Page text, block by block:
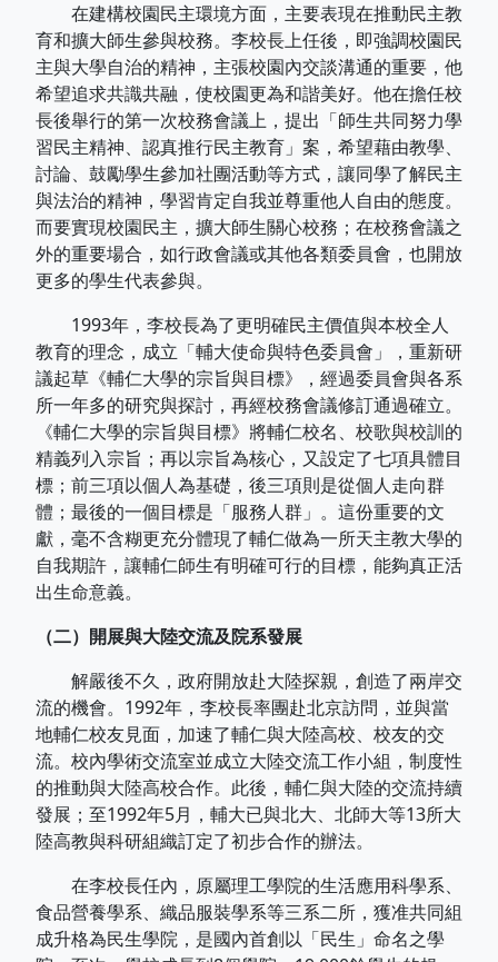
在建構校園民主環境方面，主要表現在推動民主教
育和擴大師生參與校務。李校長上任後，即強調校園民
主與大學自治的精神，主張校園內交談溝通的重要，他
希望追求共識共融，使校園更為和諧美好。他在擔任校
長後舉行的第一次校務會議上，提出「師生共同努力學
習民主精神、認真推行民主教育」案，希望藉由教學、
討論、鼓勵學生參加社團活動等方式，讓同學了解民主
與法治的精神，學習肯定自我並尊重他人自由的態度。
而要實現校園民主，擴大師生關心校務；在校務會議之
外的重要場合，如行政會議或其他各類委員會，也開放
更多的學生代表參與。
1993年，李校長為了更明確民主價值與本校全人
教育的理念，成立「輔大使命與特色委員會」，重新研
議起草《輔仁大學的宗旨與目標》，經過委員會與各系
所一年多的研究與探討，再經校務會議修訂通過確立。
《輔仁大學的宗旨與目標》將輔仁校名、校歌與校訓的
精義列入宗旨；再以宗旨為核心，又設定了七項具體目
標；前三項以個人為基礎，後三項則是從個人走向群
體；最後的一個目標是「服務人群」。這份重要的文
獻，毫不含糊更充分體現了輔仁做為一所天主教大學的
自我期許，讓輔仁師生有明確可行的目標，能夠真正活
出生命意義。
（二）開展與大陸交流及院系發展
解嚴後不久，政府開放赴大陸探親，創造了兩岸交
流的機會。1992年，李校長率團赴北京訪問，並與當
地輔仁校友見面，加速了輔仁與大陸高校、校友的交
流。校內學術交流室並成立大陸交流工作小組，制度性
的推動與大陸高校合作。此後，輔仁與大陸的交流持續
發展；至1992年5月，輔大已與北大、北師大等13所大
陸高教與科研組織訂定了初步合作的辦法。
在李校長任內，原屬理工學院的生活應用科學系、
食品營養學系、織品服裝學系等三系二所，獲准共同組
成升格為民生學院，是國內首創以「民生」命名之學